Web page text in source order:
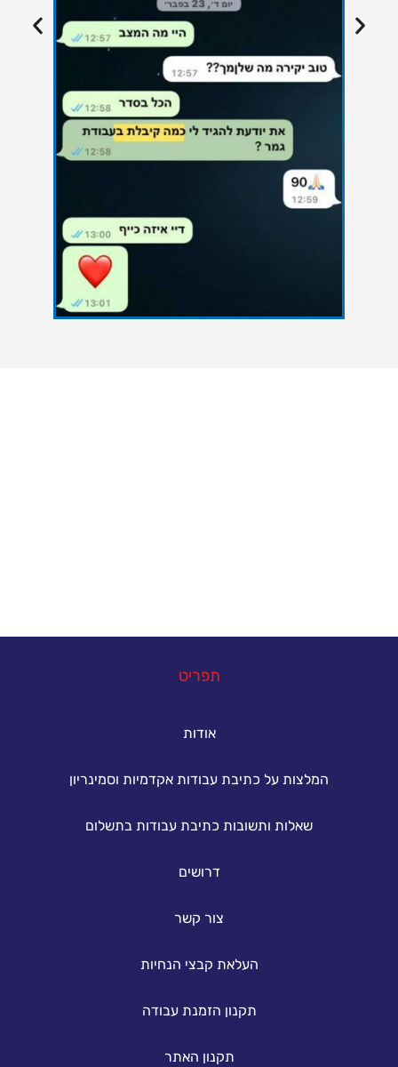
תפריט
אודות
המלצות על כתיבת עבודות אקדמיות וסמינריון
שאלות ותשובות כתיבת עבודות בתשלום
דרושים
צור קשר
העלאת קבצי הנחיות
תקנון הזמנת עבודה
תקנון האתר